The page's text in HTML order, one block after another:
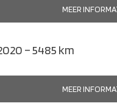
MEER
– 5485 km
MEER